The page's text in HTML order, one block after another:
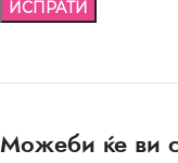
Можеби ќе ви